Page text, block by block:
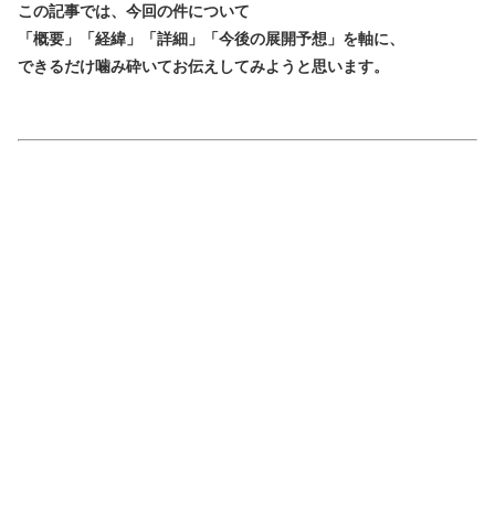
この記事では、今回の件について
「概要」「経緯」「詳細」「今後の展開予想」 を軸に、
できるだけ噛み砕いてお伝えしてみようと思います。